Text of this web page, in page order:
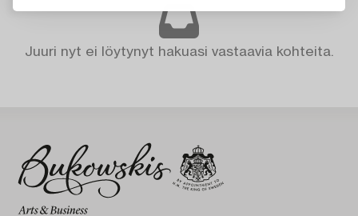
Juuri nyt ei löytynyt hakuasi vastaavia kohteita.